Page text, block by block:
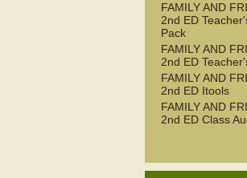
FAMILY AND
2nd ED
Pack
FAMILY AND
2nd ED
FAMILY AND
2nd ED Itools
FAMILY AND
2nd ED Class